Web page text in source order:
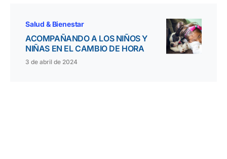
Salud & Bienestar
ACOMPAÑANDO A LOS NIÑOS Y
NIÑAS EN EL CAMBIO DE HORA
3 de abril de 2024